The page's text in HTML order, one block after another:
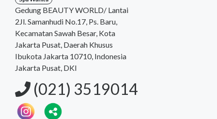
Gedung BEAUTY WORLD/ Lantai
2Jl. Samanhudi No.17, Ps. Baru,
Kecamatan Sawah Besar, Kota
Jakarta Pusat, Daerah Khusus
Ibukota Jakarta 10710, Indonesia
Jakarta Pusat, DKI
(021) 3519014